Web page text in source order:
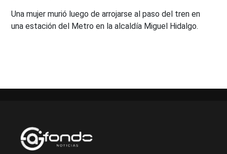
Una mujer murió luego de arrojarse al paso del tren en
una estación del Metro en la alcaldía Miguel Hidalgo.